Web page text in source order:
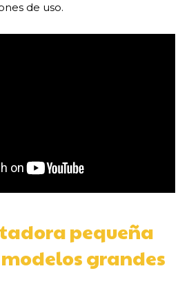
de uso.
pequeña
grandes